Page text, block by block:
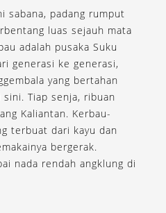
sabana, padang rumput
luas sejauh mata
adalah pusaka Suku
generasi ke generasi,
yang bertahan
Tiap senja, ribuan
Kaliantan. Kerbau-
terbuat dari kayu dan
bergerak.
nada rendah angklung di